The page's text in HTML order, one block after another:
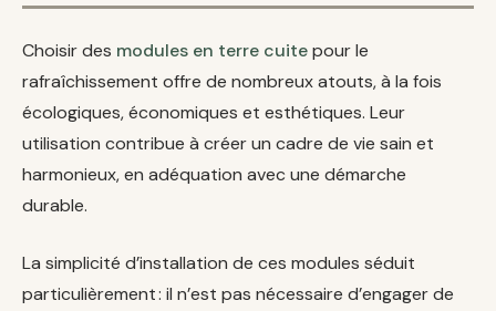
Choisir des modules en terre cuitepour le
rafraîchissement offre de nombreux atouts, à la fois
écologiques, économiques et esthétiques. Leur
utilisation contribue à créer un cadre de vie sain et
harmonieux, en adéquation avec une démarche
durable.
La simplicité d’installation de ces modules séduit
particulièrement : il n’est pas nécessaire d’engager de